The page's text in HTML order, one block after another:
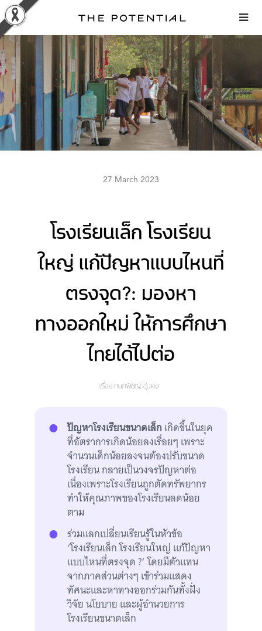
Skip
to
content
27 March 2023
โรงเรียนเล็ก โรงเรียน
ใหญ่ แก้ปัญหาแบบไหนที่
ตรงจุด?: มองหา
ทางออกใหม่ ให้การศึกษา
ไทยได้ไปต่อ
เรื่อง กนกพิชญ์ อุ่นคง
ปัญหาโรงเรียนขนาดเล็ก เกิดขึ้นในยุค
ที่อัตราการเกิดน้อยลงเรื่อยๆ เพราะ
จำนวนเด็กน้อยลงจนต้องปรับขนาด
โรงเรียน กลายเป็นวงจรปัญหาต่อ
เนื่องเพราะโรงเรียนถูกตัดทรัพยากร
ทำให้คุณภาพของโรงเรียนลดน้อย
ตาม
ร่วมแลกเปลี่ยนเรียนรู้ในหัวข้อ
‘โรงเรียนเล็ก โรงเรียนใหญ่ แก้ปัญหา
แบบไหนที่ตรงจุด ?’ โดยมีตัวแทน
จากภาคส่วนต่างๆ เข้าร่วมแสดง
ทัศนะและหาทางออกร่วมกันทั้งฝั่ง
วิจัย นโยบาย และผู้อำนวยการ
โรงเรียนขนาดเล็ก